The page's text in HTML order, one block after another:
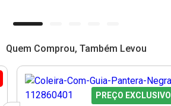
Quem Comprou, Também Levou
PREÇO EXCLUSIVO